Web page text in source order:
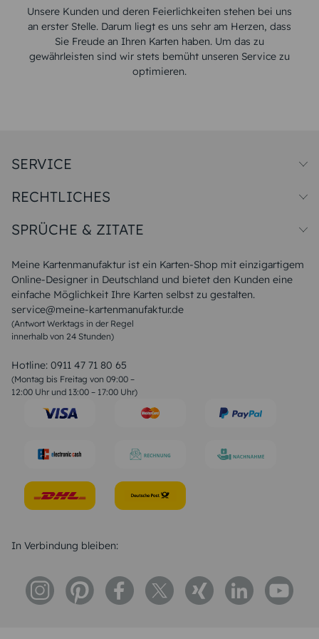
Unsere Kunden und deren Feierlichkeiten stehen bei uns
an erster Stelle. Darum liegt es uns sehr am Herzen, dass
Sie Freude an Ihren Karten haben. Um das zu
gewährleisten sind wir stets bemüht unseren Service zu
optimieren.
Meine Kartenmanufaktur ist ein Karten-Shop mit einzigartigem
Online-Designer in Deutschland und bietet den Kunden eine
einfache Möglichkeit Ihre Karten selbst zu gestalten.
service@meine-kartenmanufaktur.de
(Antwort Werktags in der Regel
innerhalb von 24 Stunden)
Hotline: 0911 47 71 80 65
(Montag bis Freitag von 09:00 –
12:00 Uhr und 13:00 – 17:00 Uhr)
SERVICE
Papiersorten
Unsere Produktion
Magazin
FAQ
RECHTLICHES
Widerrufsbelehrung
SPRÜCHE & ZITATE
Liebeskummer Sprüche
Sommer Sprüche
Muttertagssprüche
Sprüche zur Hochzeit
Sprüche zur Konfirmation & Kommunion
Weihnachtsgedichte
Liebessprüche
Geburtstagssprüche
Trauersprüche
Konfirmation Glückwünsche
In Verbindung bleiben: